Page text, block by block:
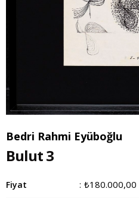
Bedri Rahmi Eyüboğlu
Bulut 3
Fiyat : ₺180.000,00